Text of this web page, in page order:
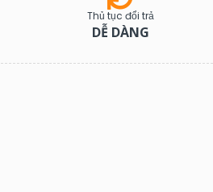
Thủ tục đổi trả
DỄ DÀNG